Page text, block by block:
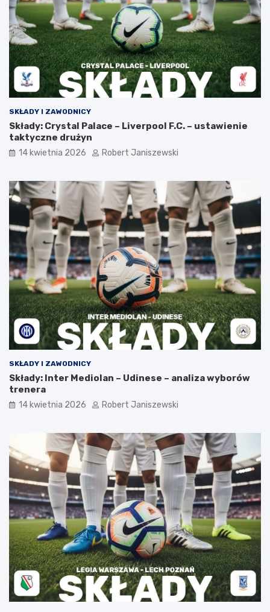
SKŁADY I ZAWODNICY
Składy: Crystal Palace – Liverpool F.C. – ustawienie
taktyczne drużyn
14 kwietnia 2026 Robert Janiszewski
SKŁADY I ZAWODNICY
Składy: Inter Mediolan – Udinese – analiza wyborów
trenera
14 kwietnia 2026 Robert Janiszewski